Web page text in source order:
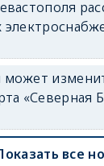
«Северная
все